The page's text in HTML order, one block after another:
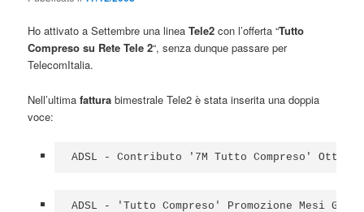
Ho attivato a Settembre una linea Tele2 con l’offerta “Tutto
Compreso su Rete Tele 2“, senza dunque passare per
TelecomItalia.
Nell’ultimafattura bimestrale Tele2 è stata inserita una doppia
voce:
ADSL - Contributo '7M Tutto Compreso'
ADSL - 'Tutto Compreso' Promozione Mesi